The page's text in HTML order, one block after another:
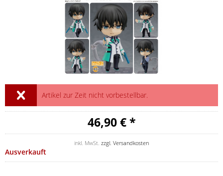
Artikel zur Zeit nicht vorbestellbar.
46,90 € *
inkl. MwSt. zzgl. Versandkosten
Ausverkauft